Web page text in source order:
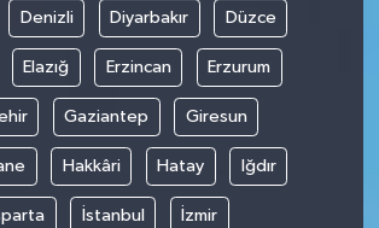
Denizli Diyarbakır Düzce
Elazığ Erzincan Erzurum
Gaziantep Giresun
Hakkâri Hatay Iğdır
İstanbul İzmir